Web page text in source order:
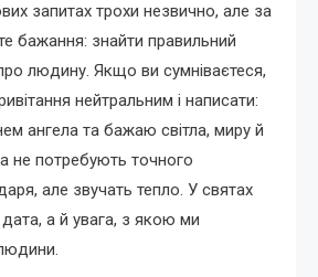
запитах трохи незвично, але за
бажання: знайти правильний
людину. Якщо ви сумніваєтеся,
нейтральним і написати:
ангела та бажаю світла, миру й
не потребують точного
але звучать тепло. У святах
а й увага, з якою ми